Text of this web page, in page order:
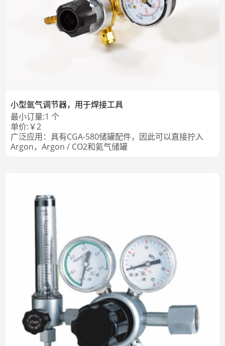
小型氩气调节器，用于焊接工具
最小订量:1 个
单价:￥2
广泛应用：具有CGA-580储罐配件，因此可以直接拧入
Argon，Argon / CO2和氦气储罐